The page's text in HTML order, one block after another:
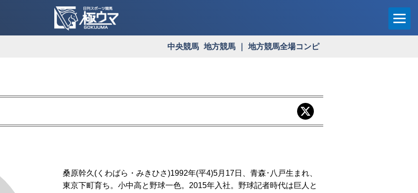
中央競馬 地方競馬 地方競馬全場コンピ
桑原幹久(くわばら・みきひさ)1992年(平4)5月17日、青森･八戸生まれ、
東京下町育ち。小中高と野球一色。2015年入社。野球記者時代は巨人と